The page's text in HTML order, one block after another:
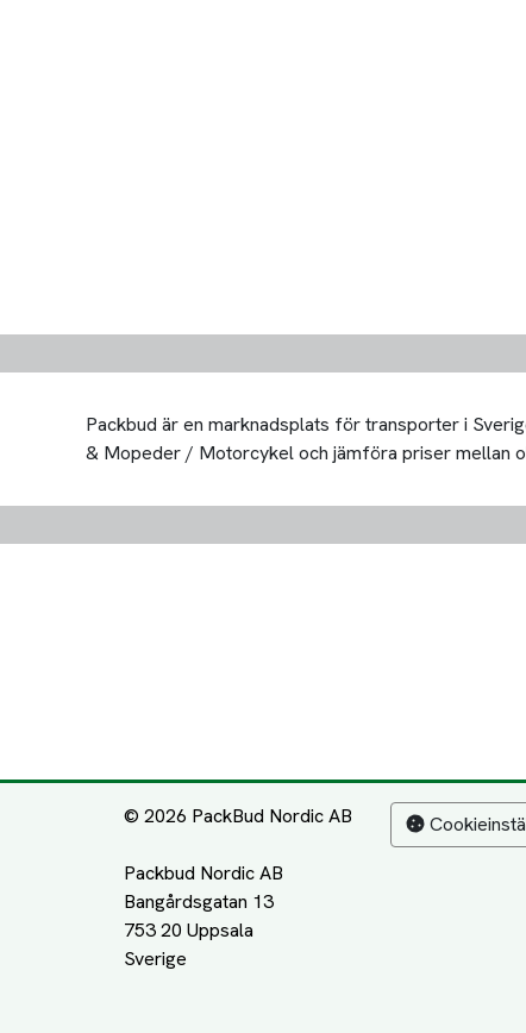
Packbud är en marknadsplats för transporter i
& Mopeder / Motorcykel och jämföra priser mellan
© 2026 PackBud Nordic AB
Packbud Nordic AB
Bangårdsgatan 13
753 20 Uppsala